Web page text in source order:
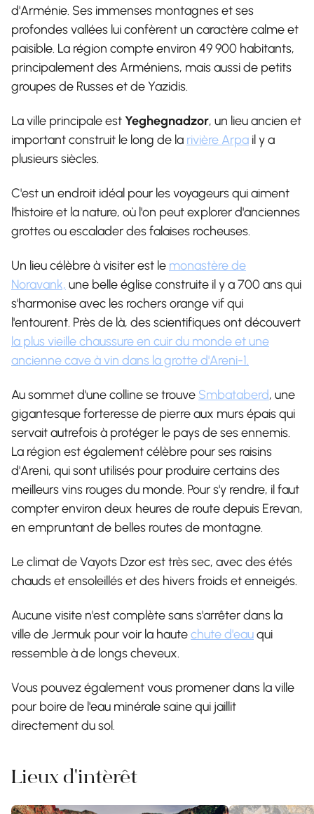
d'Arménie. Ses immenses montagnes et ses
profondes vallées lui confèrent un caractère calme et
paisible. La région compte environ 49 900 habitants,
principalement des Arméniens, mais aussi de petits
groupes de Russes et de Yazidis.
La ville principale estYeghegnadzor, un lieu ancien et
important construit le long de la rivière Arpa il y a
plusieurs siècles.
C'est un endroit idéal pour les voyageurs qui aiment
l'histoire et la nature, où l'on peut explorer d'anciennes
grottes ou escalader des falaises rocheuses.
Un lieu célèbre à visiter est le monastère de
Noravank, une belle église construite il y a 700 ans qui
s'harmonise avec les rochers orange vif qui
l'entourent. Près de là, des scientifiques ont découvert
la plus vieille chaussure en cuir du monde et une
ancienne cave à vin dans la grotte d'Areni-1.
Au sommet d'une colline se trouve Smbataberd, une
gigantesque forteresse de pierre aux murs épais qui
servait autrefois à protéger le pays de ses ennemis.
La région est également célèbre pour ses raisins
d'Areni, qui sont utilisés pour produire certains des
meilleurs vins rouges du monde. Pour s'y rendre, il faut
compter environ deux heures de route depuis Erevan,
en empruntant de belles routes de montagne.
Le climat de Vayots Dzor est très sec, avec des étés
chauds et ensoleillés et des hivers froids et enneigés.
Aucune visite n'est complète sans s'arrêter dans la
ville de Jermuk pour voir la hautechute d'eauqui
ressemble à de longs cheveux.
Vous pouvez également vous promener dans la ville
pour boire de l'eau minérale saine qui jaillit
directement du sol
Lieux d'intérêt